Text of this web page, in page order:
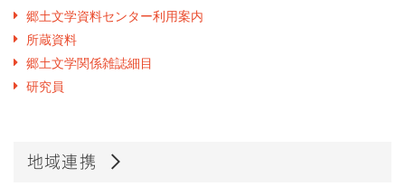
郷土文学資料センター利用案内
所蔵資料
郷土文学関係雑誌細目
研究員
地域連携